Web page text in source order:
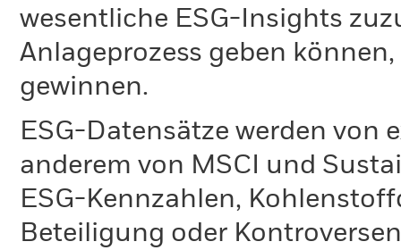
wesentliche ESG-Insights
Anlageprozess geben
gewinnen.
ESG-Datensätze werden von
anderem von MSCI und
ESG-Kennzahlen,
Beteiligung oder